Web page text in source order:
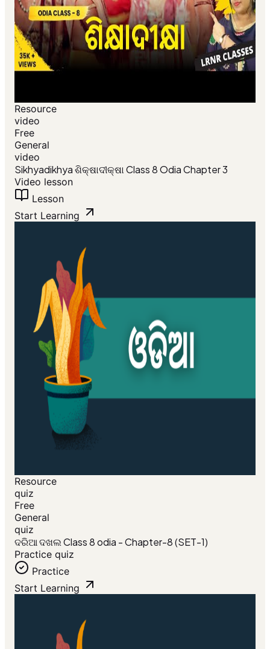
Resource
video
Free
General
video
Sikhyadikhya ଶିକ୍ଷାଦୀକ୍ଷା Class 8 Odia Chapter 3
Video lesson
Lesson
Start Learning
Resource
quiz
Free
General
quiz
ଦରିଆ ଦଖଲ Class 8 odia - Chapter-8 (SET-1)
Practice quiz
Practice
Start Learning